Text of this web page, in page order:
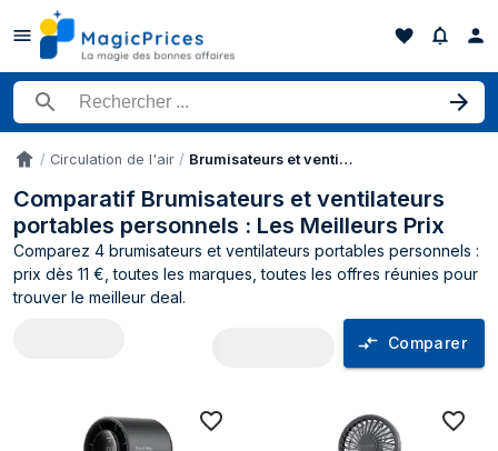
Rechercher un produit
AccueilCirculation de l'air Brumisateurs et ventilateurs portables personnels
Comparatif Brumisateurs et ventilateurs
portables personnels : Les Meilleurs Prix
Comparez 4 brumisateurs et ventilateurs portables personnels :
prix dès 11 €, toutes les marques, toutes les offres réunies pour
trouver le meilleur deal.
Comparer
Comparateur de prix Brumisateurs et